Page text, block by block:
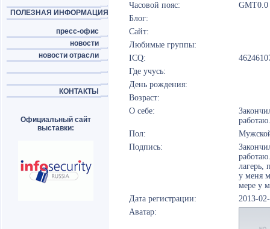
ПОЛЕЗНАЯ ИНФОРМАЦИЯ
пресс-офис
новости
новости отрасли
КОНТАКТЫ
Официальный сайт
выставки:
Часовой пояс:
GMT0.0
Блог:
Сайт:
Любимые группы:
ICQ:
Где учусь:
День рождения:
Возраст:
О себе:
Пол:
Подпись:
лагерь,
у меня
мере у
Дата регистрации:
2013-
Аватар: